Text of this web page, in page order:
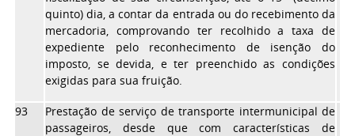
quinto) dia, a contar da entrada ou do recebimento da
mercadoria, comprovando ter recolhido a taxa de
expediente pelo reconhecimento de isenção do
imposto, se devida, e ter preenchido as condições
exigidas para sua fruição.
93
Prestação de serviço de transporte intermunicipal de
passageiros, desde que com características de